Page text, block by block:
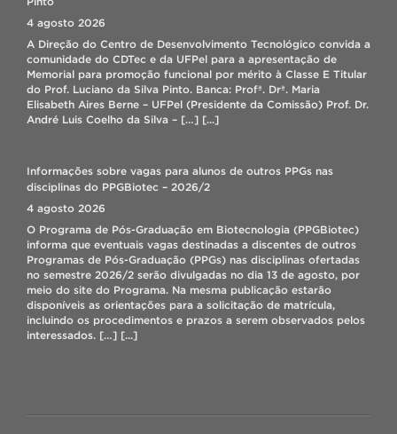
ORIENTAÇÕES PARA REMATRÍCULA 2026/2
4 agosto 2026
Orientações para a solicitação de rematrícula do semestre letivo
2026/2: – O período de solicitação de rematrícula on-
realização do pedido no sistema não garante a matrícula, ela irá
depender da disponibilidade de vagas na turma desejada e […]
[...]
4 agosto 2026
A Direção do Centro de Desenvolvimento Tecnológico convida a
comunidade do CDTec e da UFPel para a apresentação de
Memorial para promoção funcional por mérito à Classe E Titular
do Prof. Luciano da Silva Pinto. Banca: Profª. Drª. Maria
Elisabeth Aires Berne – UFPel (Presidente da Comissão) Prof. Dr.
André Luis Coelho da Silva – […] [...]
Informações sobre vagas para alunos de outros PPGs nas
disciplinas do PPGBiotec – 2026/2
4 agosto 2026
O Programa de Pós-Graduação em Biotecnologia (PPGBiotec)
informa que eventuais vagas destinadas a discentes de outros
Programas de Pós-Graduação (PPGs) nas disciplinas ofertadas
no semestre 2026/2 serão divulgadas no dia 13 de agosto, por
meio do site do Programa. Na mesma publicação estarão
disponíveis as orientações para a solicitação de matrícula,
incluindo os procedimentos e prazos a serem observados pelos
interessados. […] [...]